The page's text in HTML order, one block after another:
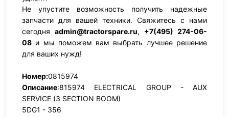
Не упустите возможность получить надежные
запчасти для вашей техники. Свяжитесь с нами
сегодня admin@tractorspare.ru, +7(495) 274-06-
08 и мы поможем вам выбрать лучшее решение
для ваших нужд!
Номер:0815974
Описание:815974 ELECTRICAL GROUP - AUX
SERVICE (3 SECTION BOOM)
5DG1 - 356